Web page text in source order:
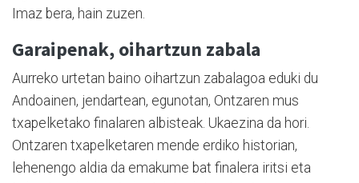
Imaz bera, hain zuzen.
Garaipenak, oihartzun zabala
Aurreko urtetan baino oihartzun zabalagoa eduki du
Andoainen, jendartean, egunotan, Ontzaren mus
txapelketako finalaren albisteak. Ukaezina da hori.
Ontzaren txapelketaren mende erdiko historian,
lehenengo aldia da emakume bat finalera iritsi eta